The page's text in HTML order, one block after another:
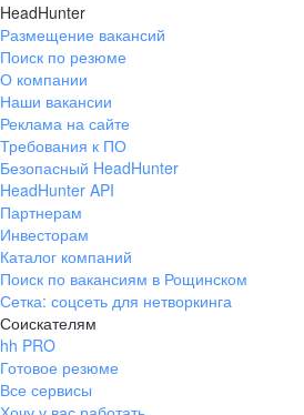
HeadHunter
Размещение вакансий
Поиск по резюме
О компании
Наши вакансии
Реклама на сайте
Требования к ПО
Безопасный HeadHunter
HeadHunter API
Партнерам
Инвесторам
Каталог компаний
Поиск по вакансиям в Рощинском
Сетка: соцсеть для нетворкинга
Соискателям
hh PRO
Готовое резюме
Все сервисы